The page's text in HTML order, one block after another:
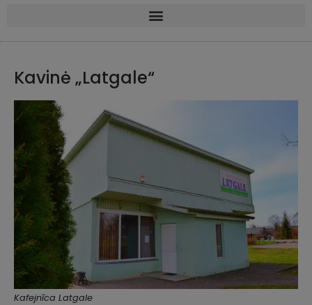
Kavinė „Latgale“
Kafejnīca Latgale